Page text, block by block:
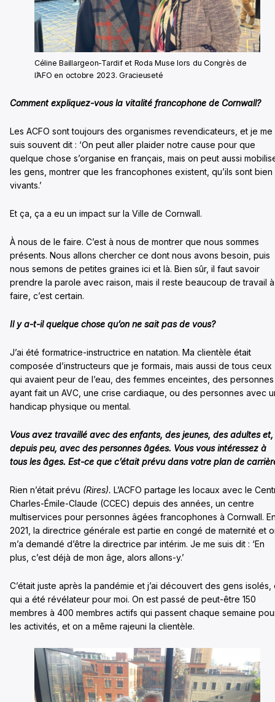
Céline Baillargeon-Tardif et Roda Muse lors du Congrès de
l’AFO en octobre 2023. Gracieuseté
Comment expliquez-vous la vitalité francophone de Cornwall?
Les ACFO sont toujours des organismes revendicateurs, et je me
suis souvent dit : ‘On peut aller plaider notre cause pour que
quelque chose s’organise en français, mais on peut aussi
les gens, montrer que les francophones existent, qu’ils sont bien
vivants.’
Et ça, ça a eu un impact sur la Ville de Cornwall.
À nous de le faire. C’est à nous de montrer que nous sommes
présents. Nous allons chercher ce dont nous avons besoin, puis
nous semons de petites graines ici et là. Bien sûr, il faut savoir
prendre la parole avec raison, mais il reste beaucoup de travail à
faire, c’est certain.
Il y a-t-il quelque chose qu’on ne sait pas de vous?
J’ai été formatrice-instructrice en natation. Ma clientèle était
composée d’instructeurs que je formais, mais aussi de tous ceux
qui avaient peur de l’eau, des femmes enceintes, des personnes
ayant fait un AVC, une crise cardiaque, ou des personnes avec
handicap physique ou mental.
Vous avez travaillé avec des enfants, des jeunes, des adultes et,
depuis peu, avec des personnes âgées. Vous vous intéressez à
tous les âges. Est-ce que c’était prévu dans votre plan de
Rien n’était prévu (Rires). L’ACFO partage les locaux avec le
Charles-Émile-Claude (CCEC) depuis des années, un centre
multiservices pour personnes âgées francophones à Cornwall.
2021, la directrice générale est partie en congé de maternité et
m’a demandé d’être la directrice par intérim. Je me suis dit : ‘En
plus, c’est déjà de mon âge, alors allons-y.’
C’était juste après la pandémie et j’ai découvert des gens isolés,
qui a été révélateur pour moi. On est passé de peut-être 150
membres à 400 membres actifs qui passent chaque semaine
les activités, et on a même rajeuni la clientèle.